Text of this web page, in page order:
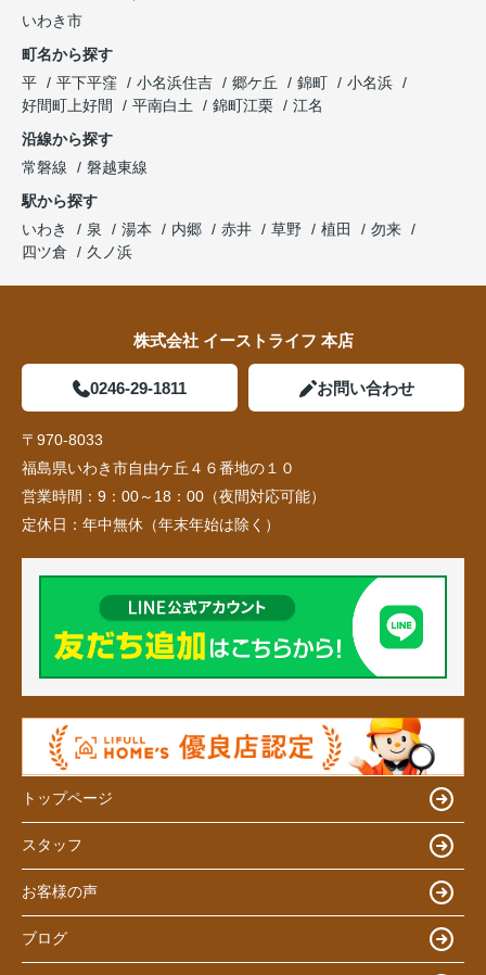
いわき市
町名から探す
平
平下平窪 小名浜住吉 郷ケ丘 錦町
小名浜
好間町上好間
平南白土 錦町江栗
江名
沿線から探す
常磐線
磐越東線
駅から探す
いわき
泉 湯本 内郷 赤井 草野 植田
勿来
四ツ倉
久ノ浜
株式会社 イーストライフ 本店
0246-29-1811 お問い合わせ
〒970-8033
福島県いわき市自由ケ丘４６番地の１０
営業時間： 9：00～18：00（夜間対応可能）
定休日： 年中無休（年末年始は除く）
トップページ
スタッフ
お客様の声
ブログ